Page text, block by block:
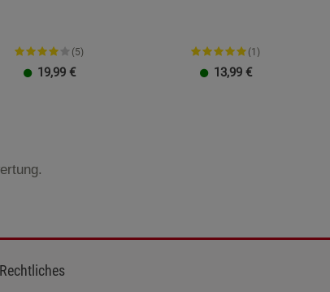
(5)
19,99 €
(1)
13,99 €
Rechtliches